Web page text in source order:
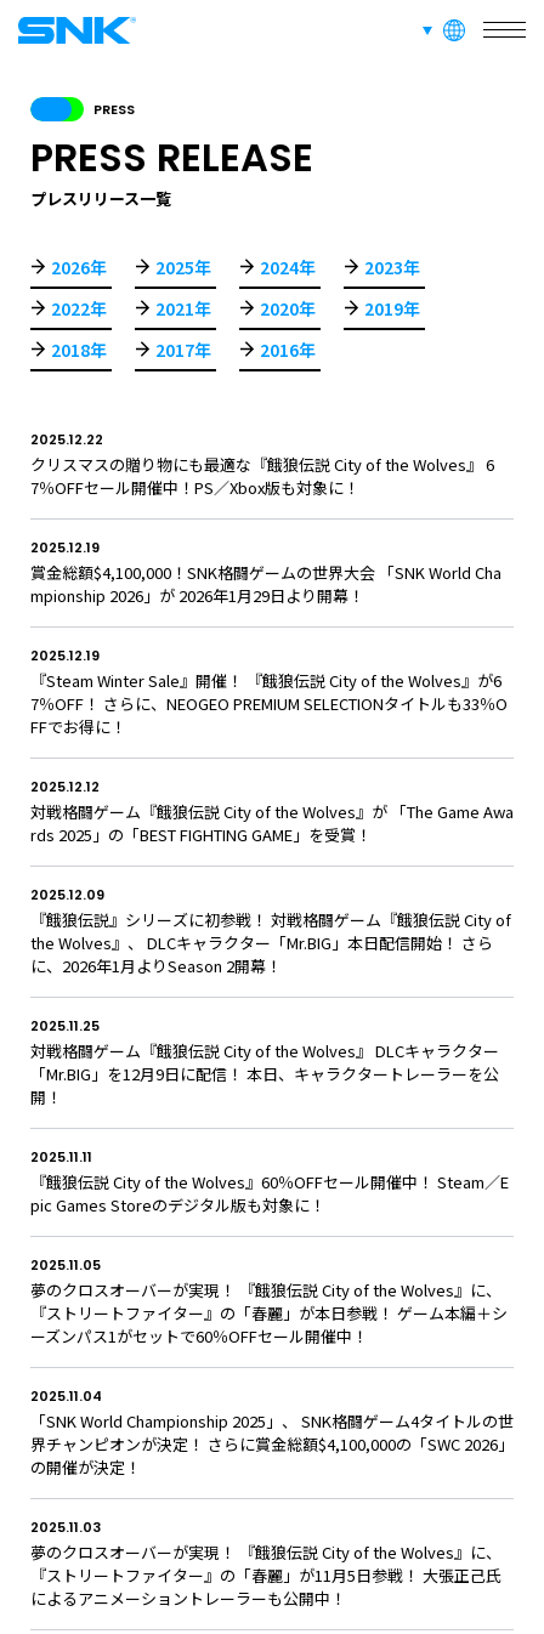
言語切り替え
SERVICE
RECRUIT
ABOUT
このサイトについて
GLOBAL
PRESS
PRESS RELEASE
プレスリリース一覧
2026年 2025年 2024年
2023年
2022年
2021年 2020年
2019年
2018年
2017年 2016年
2025.12.22
クリスマスの贈り物にも最適な『餓狼伝説 City of the Wolves』 6
7％OFFセール開催中！PS／Xbox版も対象に！
2025.12.19
賞金総額$4,100,000！SNK格闘ゲームの世界大会 「SNK World Cha
mpionship 2026」が 2026年1月29日より開幕！
2025.12.19
『Steam Winter Sale』開催！ 『餓狼伝説 City of the Wolves』が6
7％OFF！ さらに、NEOGEO PREMIUM SELECTIONタイトルも33％O
FFでお得に！
2025.12.12
対戦格闘ゲーム『餓狼伝説 City of the Wolves』が 「The Game Awa
rds 2025」の「BEST FIGHTING GAME」を受賞！
2025.12.09
『餓狼伝説』シリーズに初参戦！ 対戦格闘ゲーム『餓狼伝説 City of
the Wolves』、 DLCキャラクター「Mr.BIG」本日配信開始！ さら
に、2026年1月よりSeason 2開幕！
2025.11.25
対戦格闘ゲーム『餓狼伝説 City of the Wolves』 DLCキャラクター
「Mr.BIG」を12月9日に配信！ 本日、キャラクタートレーラーを公
開！
2025.11.11
『餓狼伝説 City of the Wolves』60％OFFセール開催中！ Steam／E
pic Games Storeのデジタル版も対象に！
2025.11.05
夢のクロスオーバーが実現！ 『餓狼伝説 City of the Wolves』に、
『ストリートファイター』の「春麗」が本日参戦！ ゲーム本編＋シ
ーズンパス1がセットで60％OFFセール開催中！
2025.11.04
「SNK World Championship 2025」、 SNK格闘ゲーム4タイトルの世
界チャンピオンが決定！ さらに賞金総額$4,100,000の「SWC 2026」
の開催が決定！
2025.11.03
夢のクロスオーバーが実現！ 『餓狼伝説 City of the Wolves』に、
『ストリートファイター』の「春麗」が11月5日参戦！ 大張正己氏
によるアニメーショントレーラーも公開中！